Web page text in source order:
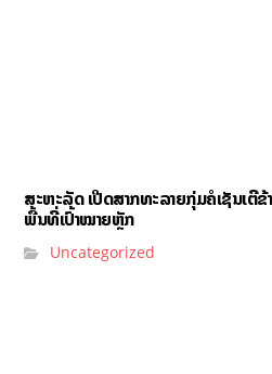
ສະຫະລັດ ເປີດສາກທະລາຍກຸ່ມຄໍເຊັນເຕີຂ້
ພື້ນທີ່ເປົ້າໝາຍຫຼັກ
Uncategorized